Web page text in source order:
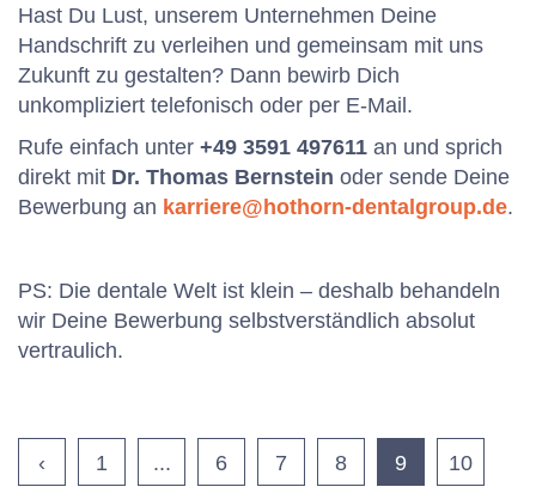
Hast Du Lust, unserem Unternehmen Deine
Handschrift zu verleihen und gemeinsam mit uns
Zukunft zu gestalten? Dann bewirb Dich
unkompliziert telefonisch oder per E-Mail.
Rufe einfach unter +49 3591 497611 an und sprich
direkt mit Dr. Thomas Bernstein oder sende Deine
Bewerbung an karriere@hothorn-dentalgroup.de.
PS: Die dentale Welt ist klein – deshalb behandeln
wir Deine Bewerbung selbstverständlich absolut
vertraulich.
‹ 1 ... 6 7 8 9 10